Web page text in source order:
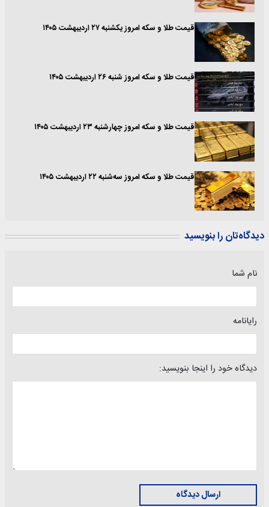
قیمت طلا و سکه امروز یکشنبه ۲۷ اردیبهشت ۱۴۰۵
قیمت طلا و سکه امروز شنبه ۲۶ اردیبهشت ۱۴۰۵
قیمت طلا و سکه امروز چهارشنبه ۲۳ اردیبهشت ۱۴۰۵
قیمت طلا و سکه امروز سه‌شنبه ۲۲ اردیبهشت ۱۴۰۵
دیدگاه‌تان را بنویسید
نام شما
رایانامه
دیدگاه خود را اینجا بنویسید:
ارسال دیدگاه